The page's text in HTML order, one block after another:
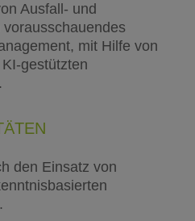
Ausfall- und
mit Hilfe von
gestützten
den Einsatz von